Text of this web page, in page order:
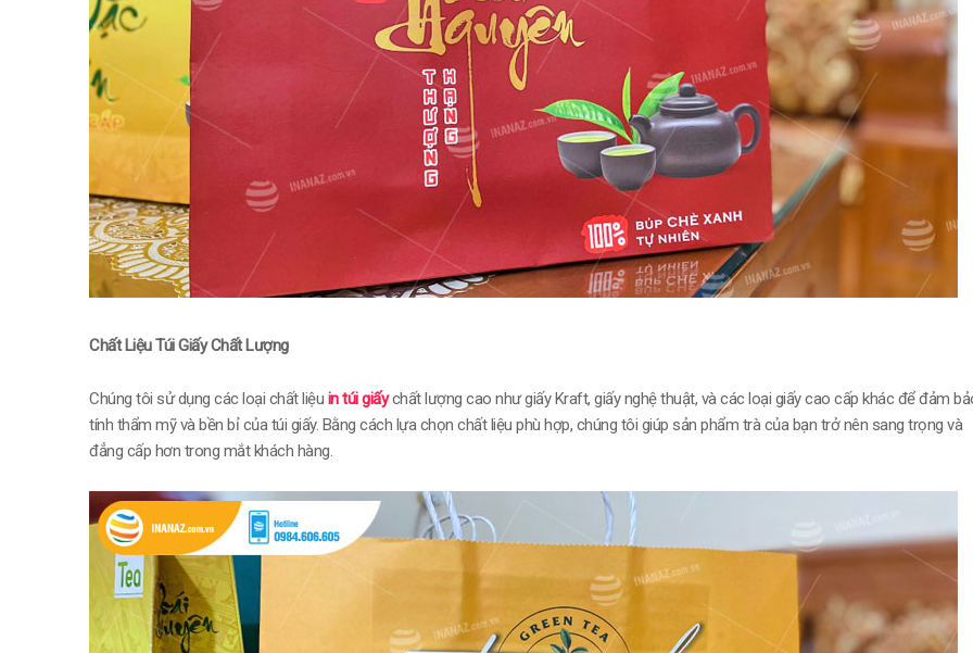
Chất Liệu Túi Giấy Chất Lượng
Chúng tôi sử dụng các loại chất liệu in túi giấychất lượng cao như giấy Kraft, giấy nghệ thuật, và các loại giấy cao cấp khác để đảm
tính thẩm mỹ và bền bỉ của túi giấy. Bằng cách lựa chọn chất liệu phù hợp, chúng tôi giúp sản phẩm trà của bạn trở nên sang trọng và
đẳng cấp hơn trong mắt khách hàng.